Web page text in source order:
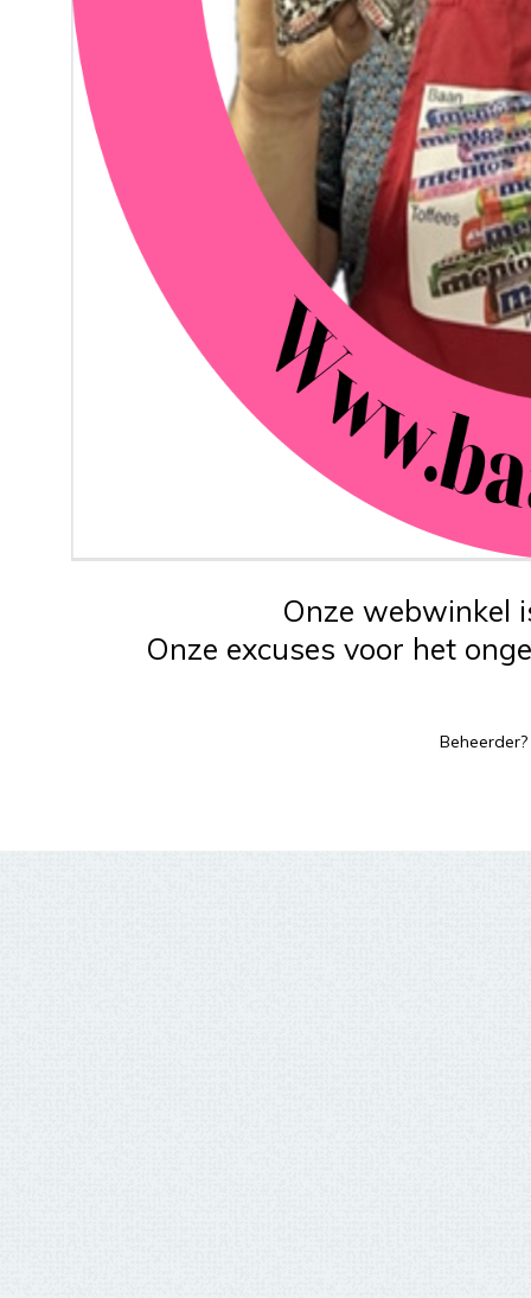
Onze webwinkel
Onze excuses voor het
Beheerder?